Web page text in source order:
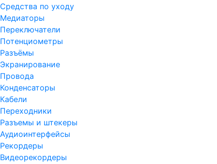
Средства по уходу
Медиаторы
Переключатели
Потенциометры
Разъёмы
Экранирование
Провода
Конденсаторы
Кабели
Переходники
Разъемы и штекеры
Аудиоинтерфейсы
Рекордеры
Видеорекордеры